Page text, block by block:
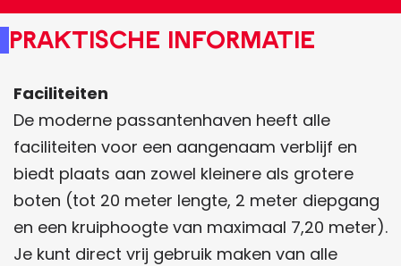
prachtige natuurgebied langs de Eem.
Praktische informatie
Faciliteiten
De moderne passantenhaven heeft alle
faciliteiten voor een aangenaam verblijf en
biedt plaats aan zowel kleinere als grotere
boten (tot 20 meter lengte, 2 meter diepgang
en een kruiphoogte van maximaal 7,20 meter).
Je kunt direct vrij gebruik maken van alle